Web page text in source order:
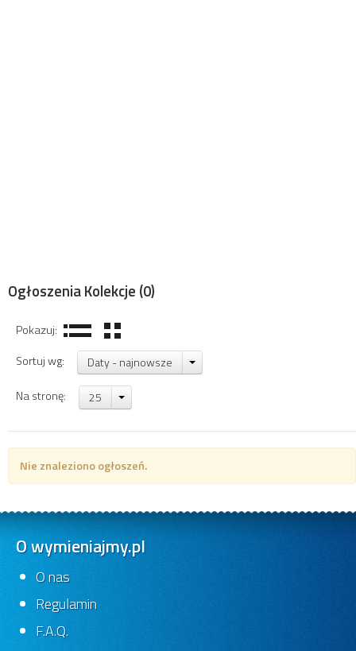
Ogłoszenia Kolekcje (0)
Pokazuj:
Sortuj wg:
Daty - najnowsze
Na stronę: 25
Nie znaleziono ogłoszeń.
O wymieniajmy.pl
O nas
Regulamin
F.A.Q.